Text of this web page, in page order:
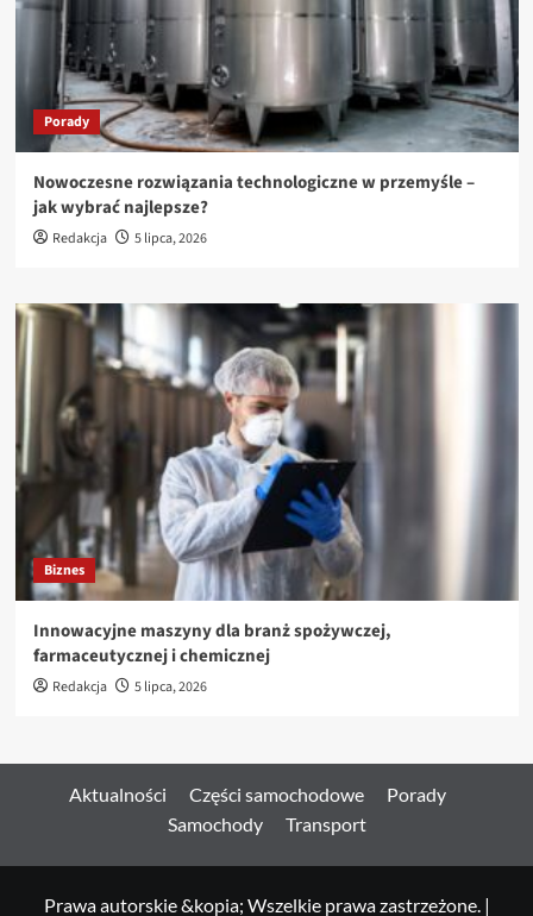
Porady
Nowoczesne rozwiązania technologiczne w przemyśle –
jak wybrać najlepsze?
Redakcja 5 lipca, 2026
Biznes
Innowacyjne maszyny dla branż spożywczej,
farmaceutycznej i chemicznej
Redakcja 5 lipca, 2026
Aktualności Części samochodowe
Porady
Samochody
Transport
Prawa autorskie &kopia; Wszelkie prawa zastrzeżone. |